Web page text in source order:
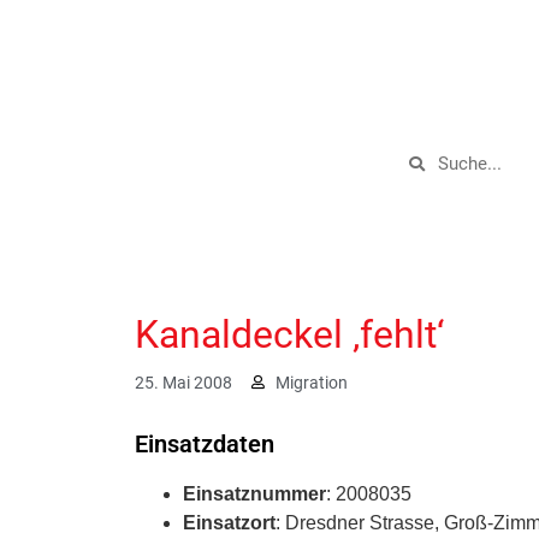
Kanaldeckel ‚fehlt‘
25. Mai 2008 Migration
Einsatzdaten
Einsatznummer: 2008035
Einsatzort: Dresdner Strasse, Groß-